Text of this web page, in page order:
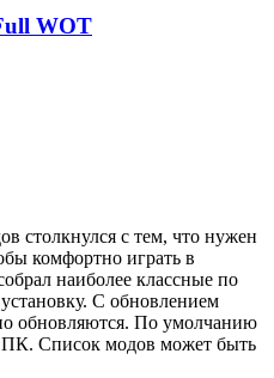
WOT
столкнулся с тем, что нужен
комфортно играть в
наиболее классные по
С обновлением
обновляются. По умолчанию
ПК. Список модов может быть